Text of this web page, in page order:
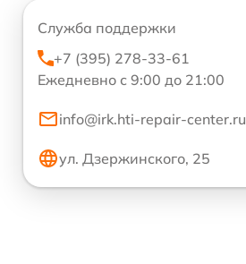
Служба поддержки
+7 (395) 278-33-61
Ежедневно с 9:00 до 21:00
info@irk.hti-repair-center.ru
ул. Дзержинского, 25